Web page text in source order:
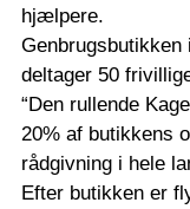
hjælpere.
Genbrugsbutikken
deltager 50
“Den rullende
20% af butikkens
rådgivning i hele
Efter butikken er